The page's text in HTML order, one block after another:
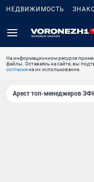
НЕДВИЖИМОСТЬ
На информационном ресурсе
файлы. Оставаясь на сайте, вы
согласиена их использование.
Арест топ-менеджеров